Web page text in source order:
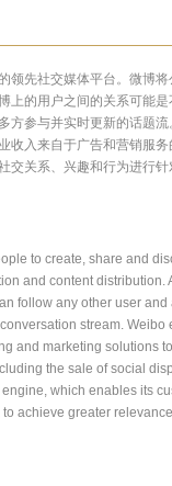
领先社交媒体平台。微博
上的用户之间的关系可能
方参与并实时更新的话题
收入来自于广告和营销服
交关系、兴趣和行为进行
to create, share and
and content
follow any other user
stream.
and marketing solutions
the sale of social
which enables its
achieve greater